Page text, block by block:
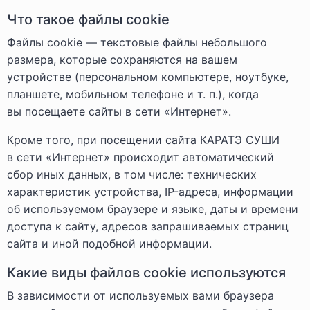
Что такое файлы cookie
Файлы cookie — текстовые файлы небольшого
размера, которые сохраняются на вашем
устройстве (персональном компьютере, ноутбуке,
планшете, мобильном телефоне и т. п.), когда
вы посещаете сайты в сети «Интернет».
Кроме того, при посещении сайта КАРАТЭ СУШИ
в сети «Интернет» происходит автоматический
сбор иных данных, в том числе: технических
характеристик устройства, IP-адреса, информации
об используемом браузере и языке, даты и времени
доступа к сайту, адресов запрашиваемых страниц
сайта и иной подобной информации.
Какие виды файлов cookie используются
В зависимости от используемых вами браузера